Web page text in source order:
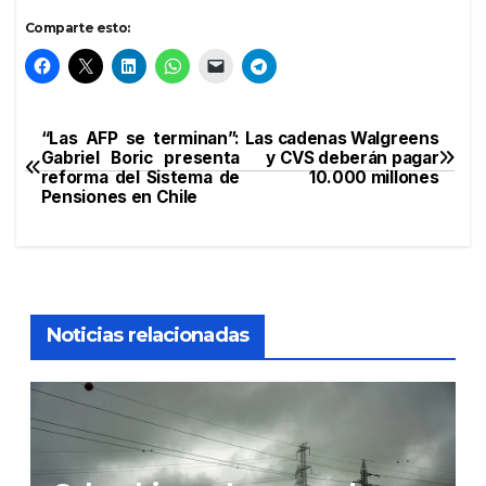
Comparte esto:
Navegación
de
Las cadenas Walgreens
y CVS deberán pagar
10.000 millones
“Las AFP se terminan”:
Gabriel Boric presenta
reforma del Sistema de
Pensiones en Chile
Noticias relacionadas